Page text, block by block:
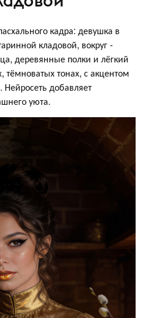
кадра: девушка в
кладовой, вокруг -
деревянные полки и лёгкий
тонах, с акцентом
Нейросеть добавляет
уюта.